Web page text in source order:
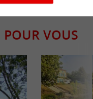
POUR VOUS